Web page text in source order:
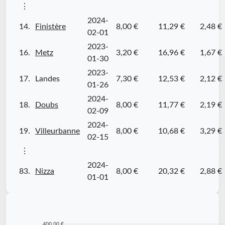
⋮
14. Finistère
2024-
02-01
8,00 € 11,29 € 2,48 €
16. Metz
2023-
01-30
3,20 € 16,96 € 1,67 €
17. Landes
2023-
01-26
7,30 € 12,53 € 2,12 €
18. Doubs
2024-
02-09
8,00 € 11,77 € 2,19 €
19. Villeurbanne
2024-
02-15
8,00 € 10,68 € 3,29 €
⋮
83. Nizza
2024-
01-01
8,00 € 20,32 € 2,88 €